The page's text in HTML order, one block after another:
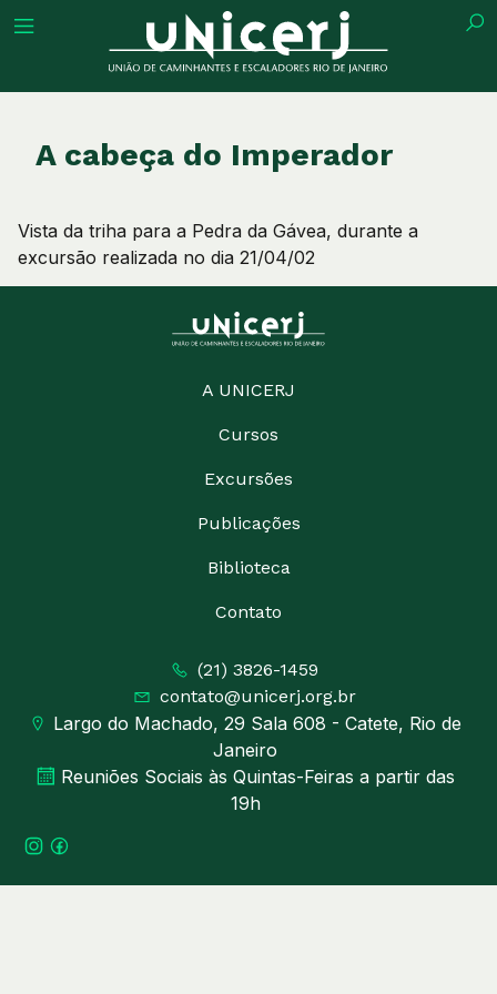
A cabeça do Imperador
Vista da triha para a Pedra da Gávea, durante a
excursão realizada no dia 21/04/02
A UNICERJ
Cursos
Excursões
Publicações
Biblioteca
Contato
(21) 3826-1459
contato@unicerj.org.br
Largo do Machado, 29 Sala 608 - Catete, Rio de
Janeiro
Reuniões Sociais às Quintas-Feiras a partir das
19h